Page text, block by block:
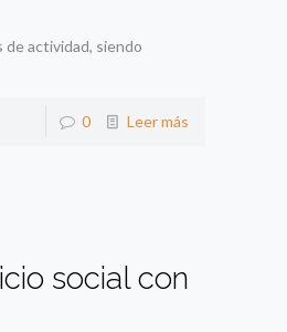
de actividad, siendo
0 Leer más
social con